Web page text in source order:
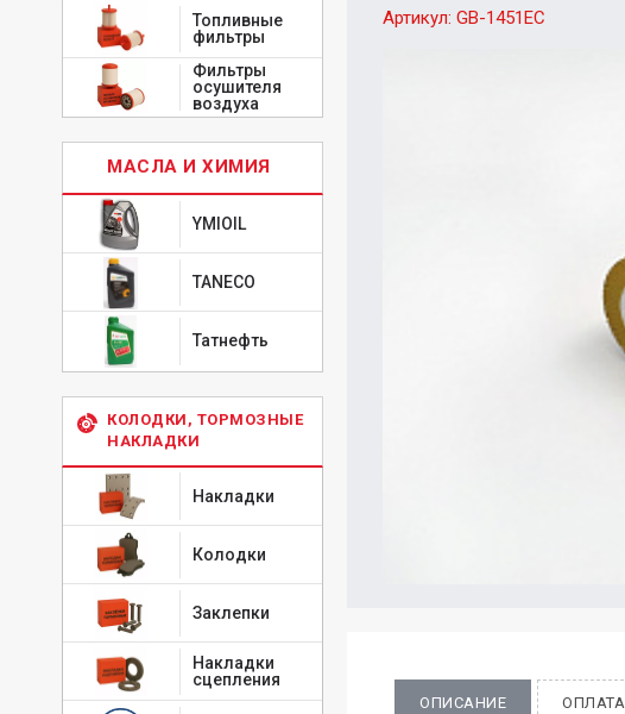
Топливные
фильтры
Фильтры
осушителя
воздуха
МАСЛА И ХИМИЯ
YMIOIL
TANECO
Татнефть
КОЛОДКИ, ТОРМОЗНЫЕ
НАКЛАДКИ
Накладки
Колодки
Заклепки
Накладки
сцепления
Артикул: GB-1451EC
ОПИСАНИЕ